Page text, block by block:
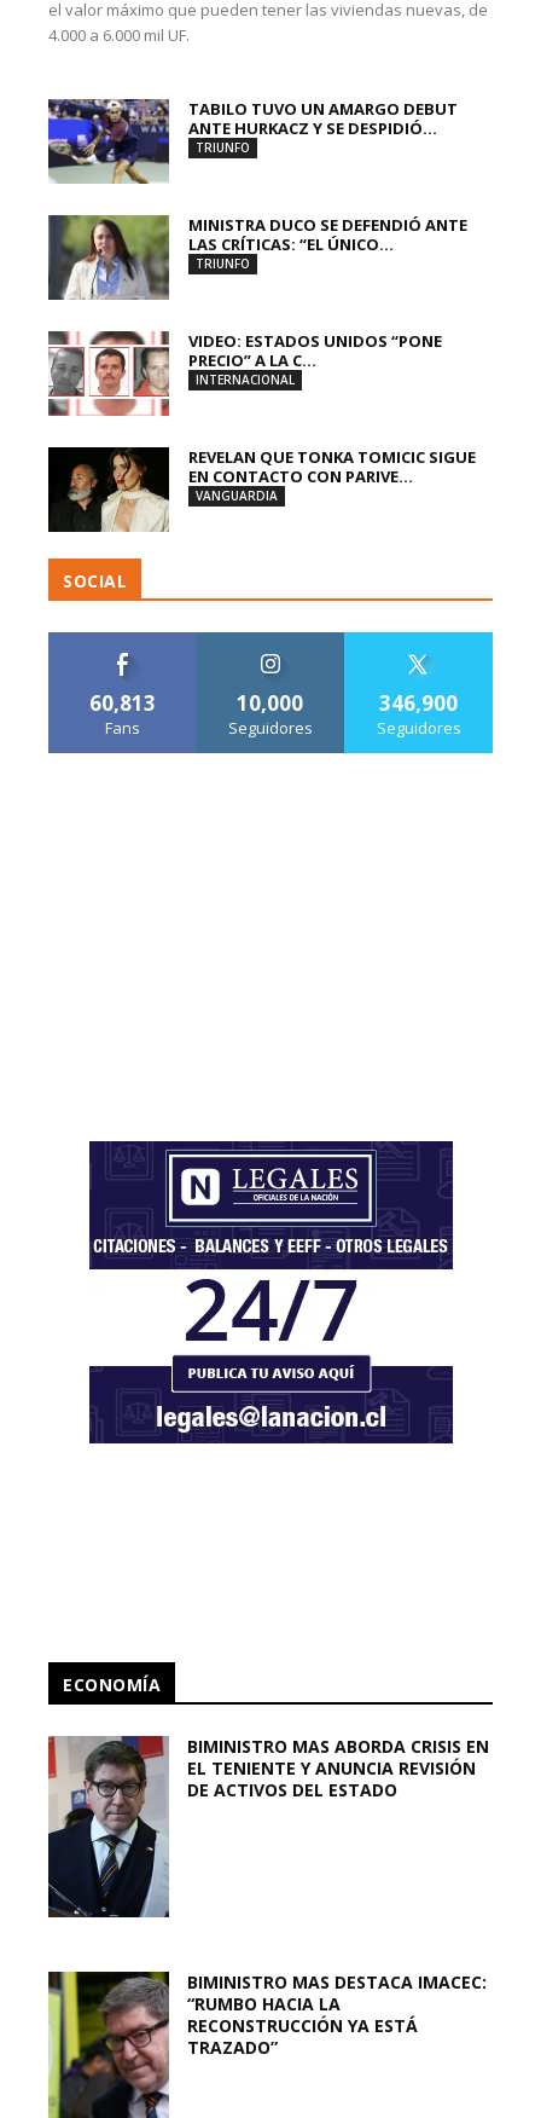
el valor máximo que pueden tener las viviendas nuevas, de
4.000 a 6.000 mil UF.
TABILO TUVO UN AMARGO DEBUT
ANTE HURKACZ Y SE DESPIDIÓ...
TRIUNFO
MINISTRA DUCO SE DEFENDIÓ ANTE
LAS CRÍTICAS: “EL ÚNICO...
TRIUNFO
VIDEO: ESTADOS UNIDOS “PONE
PRECIO” A LA C...
INTERNACIONAL
REVELAN QUE TONKA TOMICIC SIGUE
EN CONTACTO CON PARIVE...
VANGUARDIA
SOCIAL
60,813
Fans
10,000
Seguidores
346,900
Seguidores
ECONOMÍA
BIMINISTRO MAS ABORDA CRISIS EN
EL TENIENTE Y ANUNCIA REVISIÓN
DE ACTIVOS DEL ESTADO
BIMINISTRO MAS DESTACA IMACEC:
“RUMBO HACIA LA
RECONSTRUCCIÓN YA ESTÁ
TRAZADO”